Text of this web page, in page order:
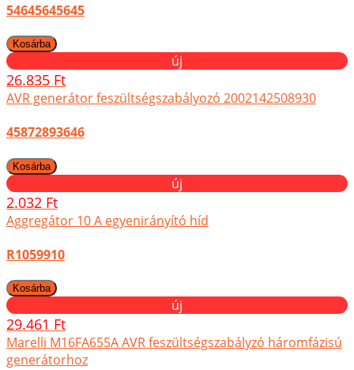
54645645645
új
26.835 Ft
AVR generátor feszültségszabályozó 2002142508930
45872893646
új
2.032 Ft
Aggregátor 10 A egyenirányító híd
R1059910
új
29.461 Ft
Marelli M16FA655A AVR feszültségszabályzó háromfázisú
generátorhoz